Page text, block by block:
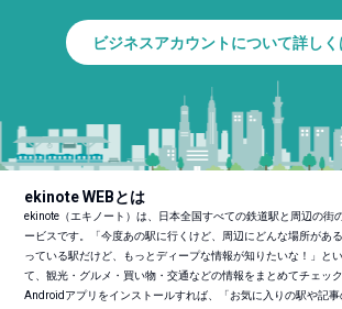
ビジネスアカウントについて詳し
ekinote WEBとは
ekinote（エキノート）は、日本全国すべての鉄道駅と周辺の街
ービスです。「今度あの駅に行くけど、周辺にどんな場所があ
っている駅だけど、もっとディープな情報が知りたいな！」と
て、観光・グルメ・買い物・交通などの情報をまとめてチェッ
Androidアプリをインストールすれば、「お気に入りの駅や記